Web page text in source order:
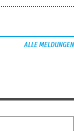
ALLE MELDUNGEN